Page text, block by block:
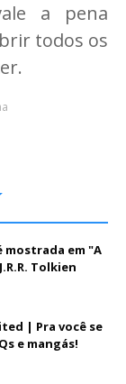
a pena
todos os
mostrada em "A
Tolkien
| Pra você se
e mangás!